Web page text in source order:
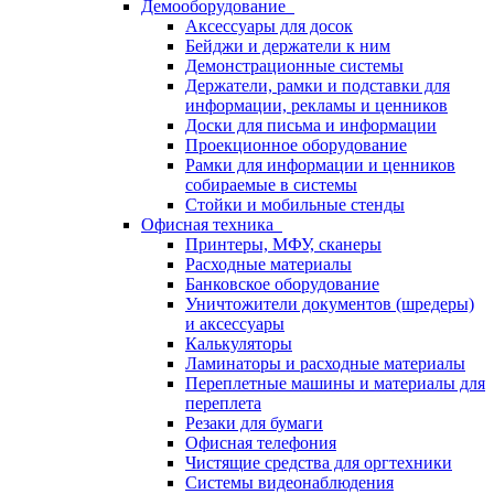
Демооборудование
Аксессуары для досок
Бейджи и держатели к ним
Демонстрационные системы
Держатели, рамки и подставки для
информации, рекламы и ценников
Доски для письма и информации
Проекционное оборудование
Рамки для информации и ценников
собираемые в системы
Стойки и мобильные стенды
Офисная техника
Принтеры, МФУ, сканеры
Расходные материалы
Банковское оборудование
Уничтожители документов (шредеры)
и аксессуары
Калькуляторы
Ламинаторы и расходные материалы
Переплетные машины и материалы для
переплета
Резаки для бумаги
Офисная телефония
Чистящие средства для оргтехники
Системы видеонаблюдения